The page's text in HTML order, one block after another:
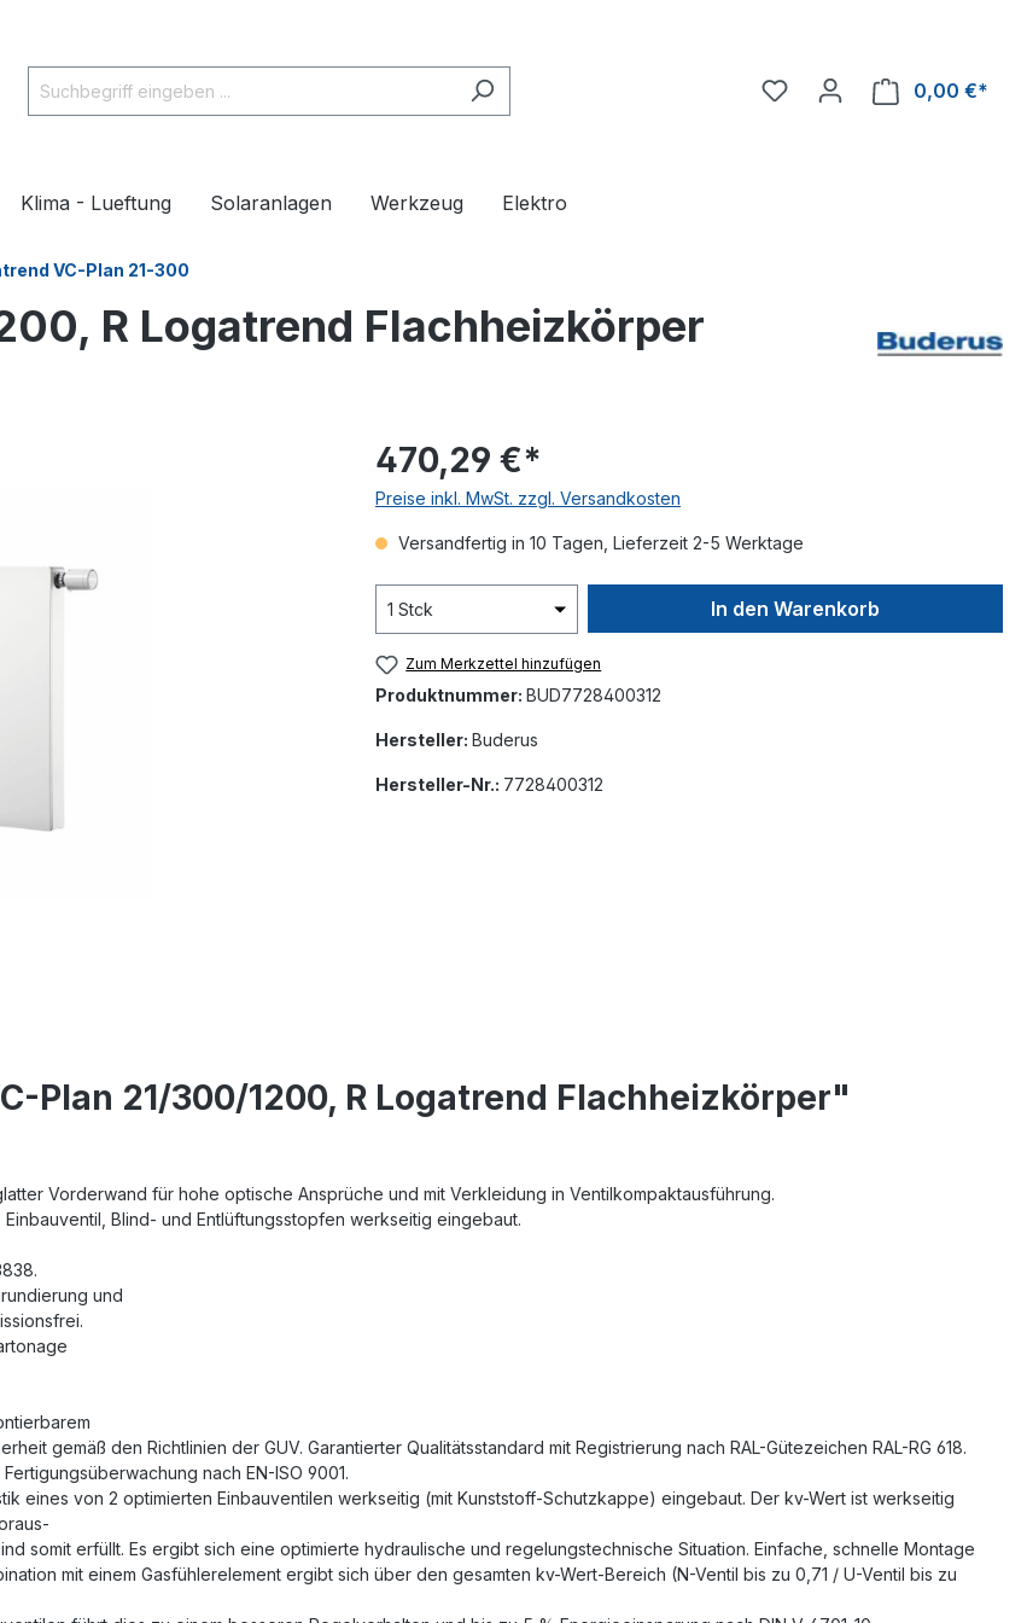
0,00 €*
Klima - Lueftung Solaranlagen Werkzeug Elektro
VC-Plan 21-300
R Logatrend Flachheizkörper
470,29 €*
Preise inkl. MwSt. zzgl. Versandkosten
Versandfertig in 10 Tagen, Lieferzeit 2-5 Werktage
In den Warenkorb
Zum Merkzettel hinzufügen
Produktnummer: BUD7728400312
Hersteller: Buderus
Hersteller-Nr.: 7728400312
Plan 21/300/1200, R Logatrend Flachheizkörper"
Vorderwand für hohe optische Ansprüche und mit Verkleidung in Ventilkompaktausführung.
Blind- und Entlüftungsstopfen werkseitig eingebaut.
und
gemäß den Richtlinien der GUV. Garantierter Qualitätsstandard mit Registrierung nach RAL-Gütezeichen RAL-RG 618.
nach EN-ISO 9001.
eines von 2 optimierten Einbauventilen werkseitig (mit Kunststoff-Schutzkappe) eingebaut. Der kv-Wert ist werkseitig
somit erfüllt. Es ergibt sich eine optimierte hydraulische und regelungstechnische Situation. Einfache, schnelle Montage
mit einem Gasfühlerelement ergibt sich über den gesamten kv-Wert-Bereich (N-Ventil bis zu 0,71 / U-Ventil bis zu